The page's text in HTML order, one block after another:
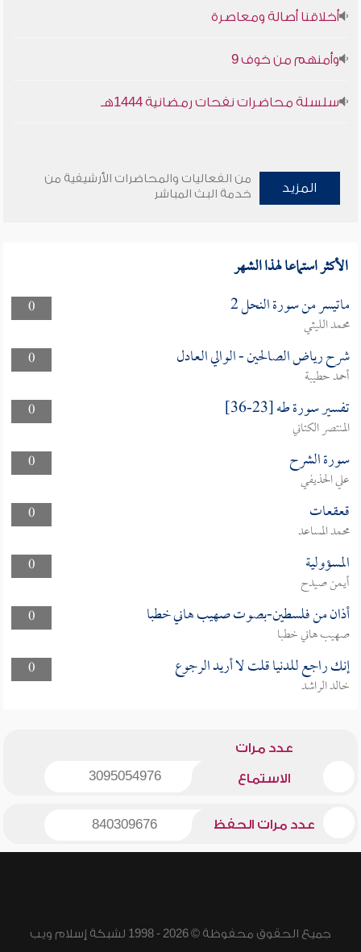
أخلاقنا أصالة ومعاصرة
وأمنهم من خوف 9
سلسلة محاضرات نفحات رمضانية 1444هـ
المزيد
من الفعاليات والمحاضرات الأرشيفية من
خدمة البث المباشر
الأكثر استماعا لهذا الشهر
0 ماتيسر من سورة النحل 2
محمد الليثي
0
شرح رياض الصالحين - الوالي العادل
أحمد حطيبة
0
تفسير سورة طه [23-36]
المنتصر الكتاني
0
سورة الشرح
علي الحذيفي
0
قعقعات
محمد المساعد
0
المسؤولية
أيمن صيدح
0
أذان من فلسطين-بصوت صهيب هاني خطبا
صهيب هاني خطبا
0
إنك راجع للدنيا قلت لا أريد الرجوع
خالد الراشد
عدد مرات
الاستماع 3095054976
عدد مرات الحفظ 840309676
جميع الحقوق محفوظة © 2026 - 1998 لشبكة إسلام ويب